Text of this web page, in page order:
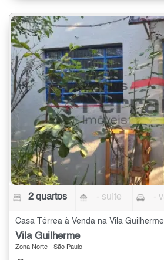
2 quartos - suíte -
Casa Térrea à Venda na Vila
Vila Guilherme
Zona Norte - São Paulo